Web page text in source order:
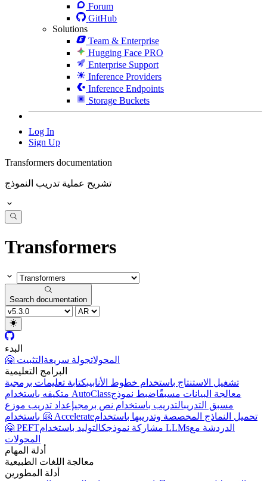
Forum
GitHub
Solutions
Team & Enterprise
Hugging Face PRO
Enterprise Support
Inference Providers
Inference Endpoints
Storage Buckets
Log In
Sign Up
Transformers documentation
تشريح عملية تدريب النموذج
Transformers
Search documentation
البدء
🤗 المحولاتجولة سريعة التثبيت
البرامج التعليمية
تشغيل الاستنتاج باستخدام خطوط الأنابيبكتابة تعليمات برمجية
متكيفه باستخدام AutoClass
معالجة البيانات مسبقًاضبط نموذج
مسبق التدريبالتدريب باستخدام نص برمجيإعداد تدريب موزع
باستخدام 🤗 Accelerateتحميل النماذج المخصصة وتدريبها باستخدام
🤗 PEFT
مشاركة نموذجك التوليد باستخدام LLMsالدردشة مع
المحولات
أدلة المهام
معالجة اللغات الطبيعية
أدلة المطورين